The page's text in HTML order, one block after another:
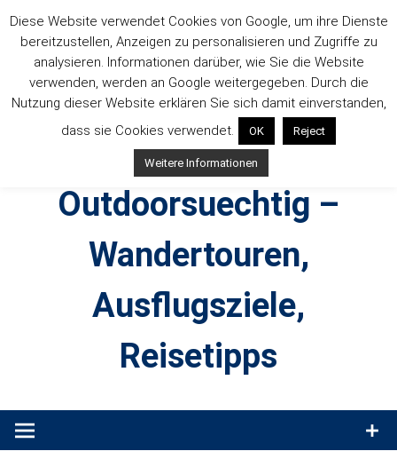
Inhalt
springen
Outdoorsuechtig –
Wandertouren,
Ausflugsziele,
Reisetipps
Produkttests und Buchrezensionen. Ein Blog für alle, die gern
Diese Website verwendet Cookies von Google, um ihre Dienste
bereitzustellen, Anzeigen zu personalisieren und Zugriffe zu
analysieren. Informationen darüber, wie Sie die Website
verwenden, werden an Google weitergegeben. Durch die
Nutzung dieser Website erklären Sie sich damit einverstanden,
dass sie Cookies verwendet.
OK Reject
Weitere Informationen